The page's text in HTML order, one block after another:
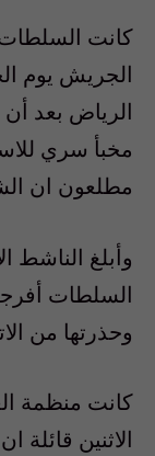
كانت السلطات
الجريش يوم
الرياض بعد
مخبأ سري
مطلعون ان
وأبلغ الناشط
السلطات
وحذرتها من
كانت منظمة
الاثنين قائلة